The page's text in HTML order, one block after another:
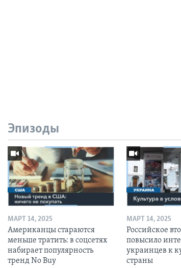
Эпизоды
МАРТ 14, 2025
Американцы стараются
меньше тратить: в соцсетях
набирает популярность
тренд No Buy
МАРТ 14, 2025
Российское
повысило
украинцев к
страны